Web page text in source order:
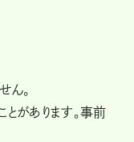
ん。
があります。事前